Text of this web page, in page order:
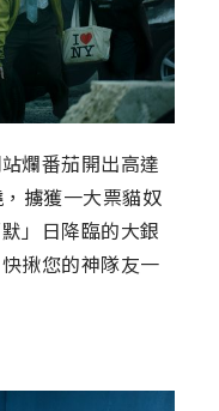
爛番茄開出高達
擄獲一大票貓奴
」日降臨的大銀
揪您的神隊友一